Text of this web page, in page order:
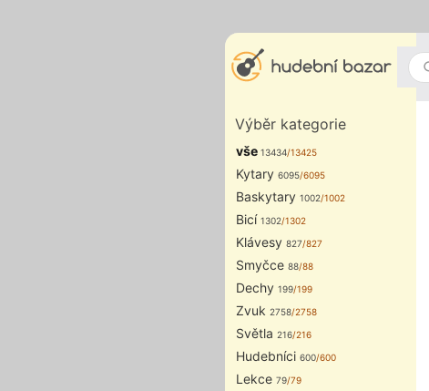
Výběr kategorie
vše 13434/13425
Kytary 6095/6095
Baskytary 1002/1002
Bicí 1302/1302
Klávesy 827/827
Smyčce 88/88
Dechy 199/199
Zvuk 2758/2758
Světla 216/216
Hudebníci 600/600
Lekce 79/79